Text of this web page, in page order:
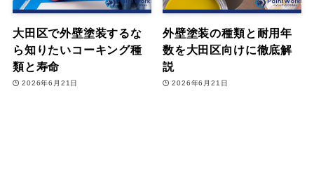
大田区で外壁塗装するな
ら知りたいコーキング種
類と寿命
2026年6月21日
外壁塗装の種類と耐用年
数を大田区向けに徹底解
説
2026年6月21日